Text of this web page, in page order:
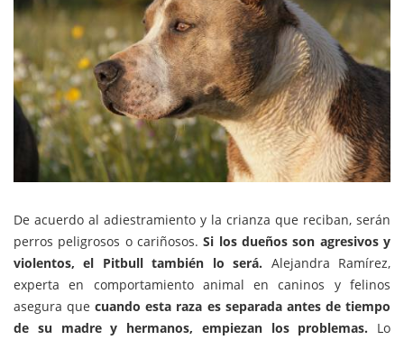
De acuerdo al adiestramiento y la crianza que reciban, serán
perros peligrosos o cariñosos.Si los dueños son agresivos y
violentos, el Pitbull también lo será. Alejandra Ramírez,
experta en
comportamiento animal en caninos y felinos
asegura quecuando esta raza es separada antes de tiempo
de su madre y hermanos, empiezan los problemas. Lo